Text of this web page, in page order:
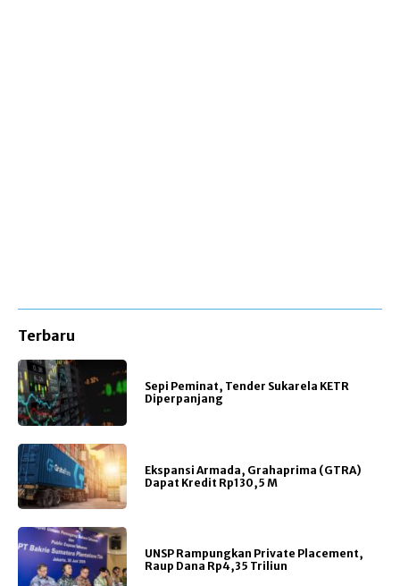
Terbaru
Sepi Peminat, Tender Sukarela KETR
Diperpanjang
Ekspansi Armada, Grahaprima (GTRA)
Dapat Kredit Rp130,5 M
UNSP Rampungkan Private Placement,
Raup Dana Rp4,35 Triliun